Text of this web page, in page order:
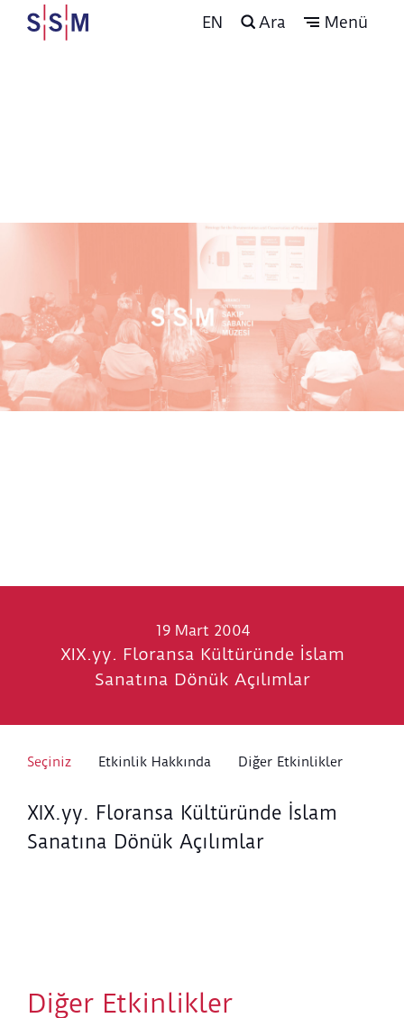
EN Ara Menü
19 Mart 2004
XIX.yy. Floransa Kültüründe İslam
Sanatına Dönük Açılımlar
Seçiniz Etkinlik Hakkında Diğer Etkinlikler
XIX.yy. Floransa Kültüründe İslam
Sanatına Dönük Açılımlar
Diğer Etkinlikler